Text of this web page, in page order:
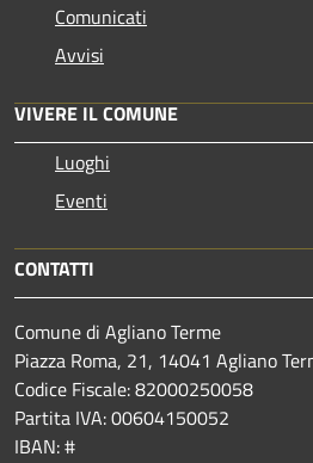
Comunicati
Avvisi
VIVERE IL COMUNE
Luoghi
Eventi
CONTATTI
Comune di Agliano Terme
Piazza Roma, 21, 14041 Agliano
Codice Fiscale: 82000250058
Partita IVA: 00604150052
IBAN: #